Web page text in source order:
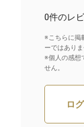
0件のレ
※こちらに掲
ーではありま
※個人の感想
せん。
ロ